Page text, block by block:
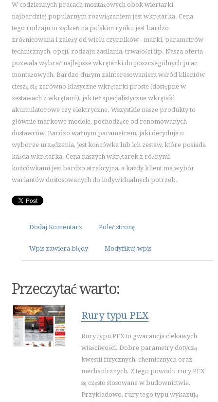
MEBLE
WYPOSAŻENIE WNĘTRZ
WYPOSAŻENIE ŁAZIENKI
ODZIEŻ
SPORT
ELEKTRONIKA, RTV, AGD
ART. DLA ZWIERZĄT
OGRÓD, ROŚLINY
CHEMIA
ART. SPOŻYWCZE
INNE SKLEPY
ELEKTRONARZĘDZIA
MASZYNY
MOTORYZACJA
CZĘŚCI SAMOCHODOWE
SALONY, KOMISY
PUBLIC RELATIONS
MATERIAŁY REKLAMOWE
SPORT
IMPREZY INTEGRACYJNE
W codziennych pracach montażowych obok wiertarki
najbardziej popularnym rozwiązaniem jest wkrętarka. Cena
tego rodzaju urządzeń na polskim rynku jest bardzo
zróżnicowana i zależy od wielu czynników - marki, parametrów
technicznych, opcji, rodzaju zasilania, trwałości itp. Nasza oferta
pozwala wybrać najlepsze wkrętarki do poszczególnych prac
montażowych. Bardzo dużym zainteresowaniem wśród klientów
cieszą się zarówno klasyczne wkrętarki proste (dostępne w
zestawach z wkrętami), jak też specjalistyczne wkrętaki
akumulatorowe czy elektryczne. Wszystkie nasze produkty to
głównie markowe modele, pochodzące od renomowanych
dostawców. Bardzo ważnym parametrem, jaki decyduje o
wyborze urządzenia, jest końcówka lub ich zestaw, które posiada
każda wkrętarka. Cena naszych wkrętarek z różnymi
końcówkami jest bardzo atrakcyjna, a każdy klient ma wybór
wariantów dostosowanych do indywidualnych potrzeb.
Dodaj Komentarz Poleć stronę
Wpis zawiera błędy Modyfikuj wpis
Przeczytać warto:
Rury typu PEX
Rury typu PEX to gwarancja ciekawych
właściwości. Dobre parametry dotyczą
kwestii fizycznych, chemicznych oraz
mechanicznych. Z tego powodu rury PEX
są często stosowane w budownictwie.
Przykładowo, rury tego typu wykazują